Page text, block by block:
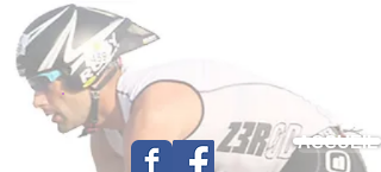
ACCUEIL